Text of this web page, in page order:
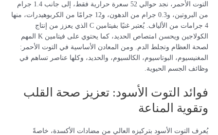
التوت الأحمر، نجد حوالي 52 سعرة حرارية فقط، إلى جانب 1.4 جرام
من البروتين، و0.3 جرام من الدهون، و12 جرامًا من الكربوهيدرات، منها
4 جرامات من الألياف. يُعتبر غنيًا بفيتامين C الذي يعزز من إنتاج
الكولاجين ويحسن امتصاص الحديد، كما يحتوي على فيتامين K المهم
لصحة العظام وتجلط الدم. ومن المعادن الأساسية في التوت الأحمر:
المغنيسيوم، البوتاسيوم، الكالسيوم، والحديد، وكلها عناصر تساهم في
وظائف الجسم الحيوية.
فوائد التوت الأسود: تعزيز صحة القلب
وتقوية المناعة
يُعرف التوت الأسود بتركيزه العالي من مضادات الأكسدة، خاصةً